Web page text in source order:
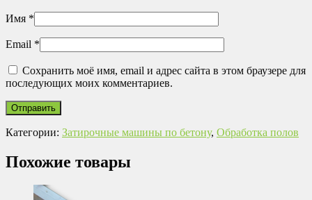
Имя *
Email *
Сохранить моё имя, email и адрес сайта в этом браузере для
последующих моих комментариев.
Категории: Затирочные машины по бетону, Обработка полов
Похожие товары